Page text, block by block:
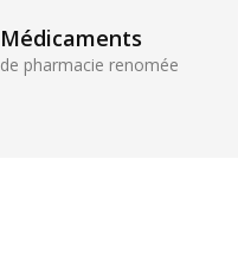
Médicaments
de pharmacie renomée